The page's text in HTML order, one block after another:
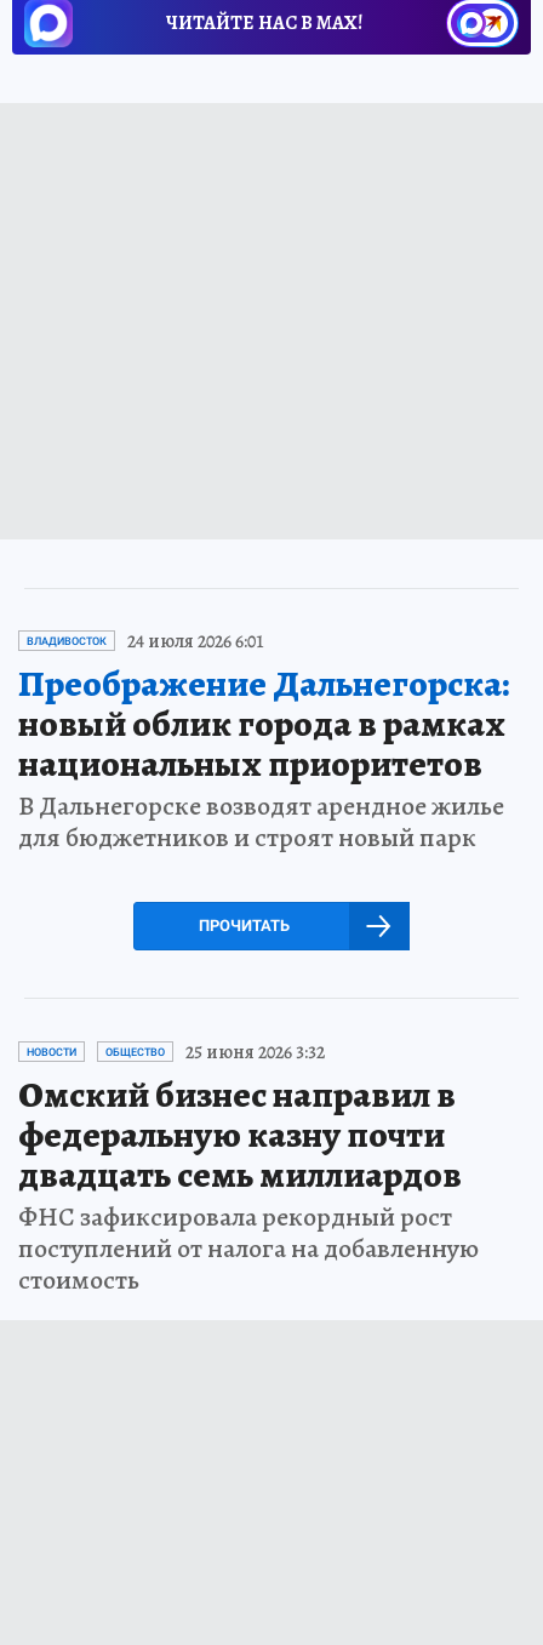
ЧИТАЙТЕ НАС В МАХ!
ВЛАДИВОСТОК 24 июля 2026 6:01
Преображение Дальнегорска:
новый облик города в рамках
национальных приоритетов
В Дальнегорске возводят арендное жилье
для бюджетников и строят новый парк
ПРОЧИТАТЬ
НОВОСТИ ОБЩЕСТВО 25 июня 2026 3:32
Омский бизнес направил в
федеральную казну почти
двадцать семь миллиардов
ФНС зафиксировала рекордный рост
поступлений от налога на добавленную
стоимость